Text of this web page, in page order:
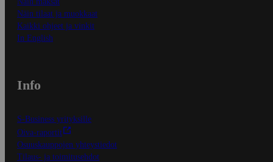
Näin tilaat ja muokkaat
Kaikki ohjeet ja vinkit
In English
Info
S-Business yrityksille
Oiva-raportit
Osuuskauppojen yhteystiedot
Tilaus- ja toimitusehdot